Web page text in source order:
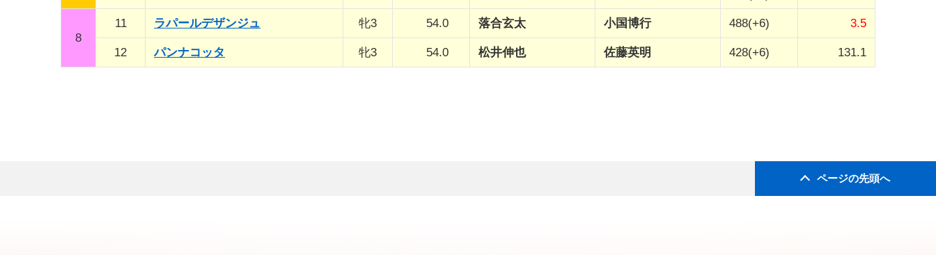
8
11 ラパールデザンジュ 牝3 54.0 落合玄太 小国博行 488(+6) 3.5
12 パンナコッタ 牝3 54.0 松井伸也 佐藤英明 428(+6) 131.1
ページの先頭へ